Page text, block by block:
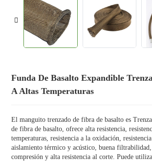
Funda De Basalto Expandible
A Altas Temperaturas
El manguito trenzado de fibra de basalto es
de fibra de basalto, ofrece alta resistencia,
temperaturas, resistencia a la oxidación,
aislamiento térmico y acústico, buena
compresión y alta resistencia al corte. Puede